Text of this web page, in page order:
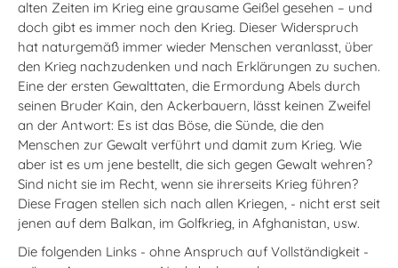
alten Zeiten im Krieg eine grausame Geißel gesehen – und
doch gibt es immer noch den Krieg. Dieser Widerspruch
hat naturgemäß immer wieder Menschen veranlasst, über
den Krieg nachzudenken und nach Erklärungen zu suchen.
Eine der ersten Gewalttaten, die Ermordung Abels durch
seinen Bruder Kain, den Ackerbauern, lässt keinen Zweifel
an der Antwort: Es ist das Böse, die Sünde, die den
Menschen zur Gewalt verführt und damit zum Krieg. Wie
aber ist es um jene bestellt, die sich gegen Gewalt wehren?
Sind nicht sie im Recht, wenn sie ihrerseits Krieg führen?
Diese Fragen stellen sich nach allen Kriegen, - nicht erst seit
jenen auf dem Balkan, im Golfkrieg, in Afghanistan, usw.
Die folgenden Links - ohne Anspruch auf Vollständigkeit -